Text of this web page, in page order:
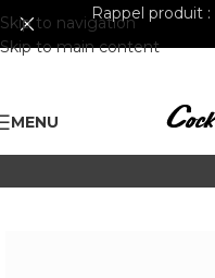
Skip to navigation
Skip to main content
Rappel produit :
MENU